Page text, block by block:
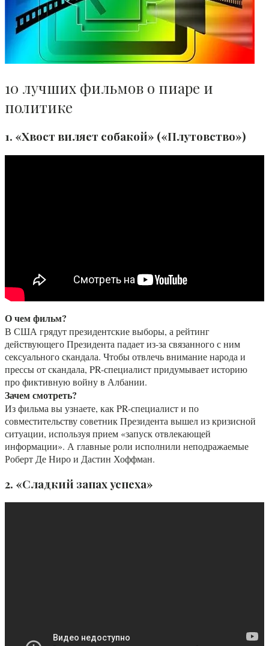
10 лучших фильмов о пиаре и
политике
1. «Хвост виляет собакой» («Плутовство»)
О чем фильм?
В США грядут президентские выборы, а рейтинг
действующего Президента падает из-за связанного с ним
сексуального скандала. Чтобы отвлечь внимание народа и
прессы от скандала, PR-специалист придумывает историю
про фиктивную войну в Албании.
Зачем смотреть?
Из фильма вы узнаете, как PR-специалист и по
совместительству советник Президента вышел из кризисной
ситуации, используя прием «запуск отвлекающей
информации». А главные роли исполнили неподражаемые
Роберт Де Ниро и Дастин Хоффман.
2. «Сладкий запах успеха»